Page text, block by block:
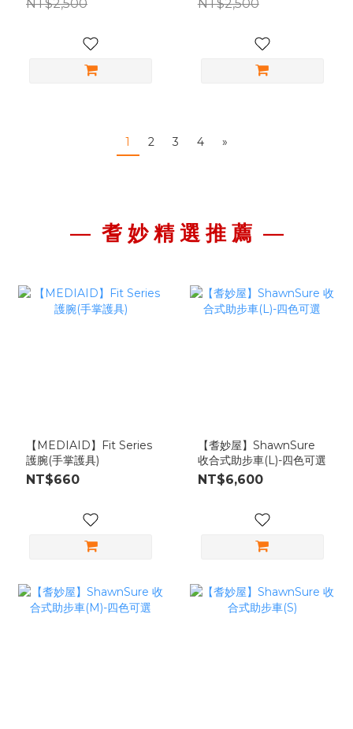
NT$2,500
NT$2,500
1 2 3 4 »
— 耆 妙 精 選 推 薦—
【MEDIAID】Fit Series
護腕(手掌護具)
NT$660
【耆妙屋】ShawnSure
收合式助步車(L)-四色可選
NT$6,600